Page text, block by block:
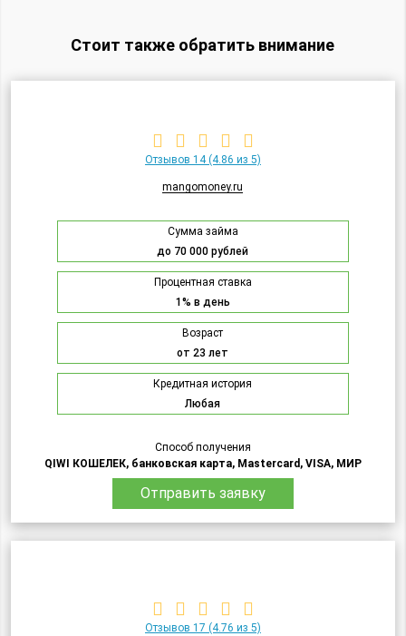
Стоит также обратить внимание
Отзывов 14(4.86 из 5)
mangomoney.ru
Сумма займа
до 70 000 рублей
Процентная ставка
1% в день
Возраст
от 23 лет
Кредитная история
Любая
Способ получения
QIWI КОШЕЛЕК, банковская карта, Mastercard, VISA, МИР
Отправить заявку
Отзывов 17 (4.76 из 5)